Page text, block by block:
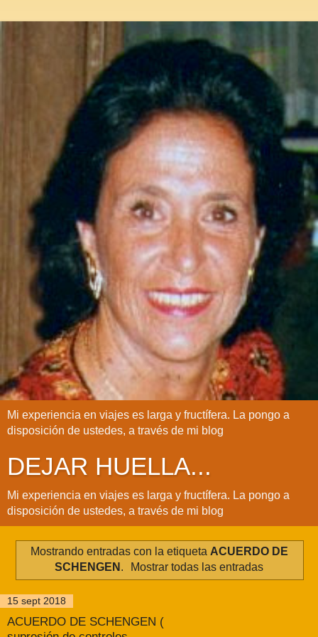
Mi experiencia en viajes es larga y fructífera. La pongo a
disposición de ustedes, a través de mi blog
DEJAR HUELLA...
Mi experiencia en viajes es larga y fructífera. La pongo a
disposición de ustedes, a través de mi blog
Mostrando entradas con la etiqueta ACUERDO DE
SCHENGEN . Mostrar todas las entradas
15 sept 2018
ACUERDO DE SCHENGEN (